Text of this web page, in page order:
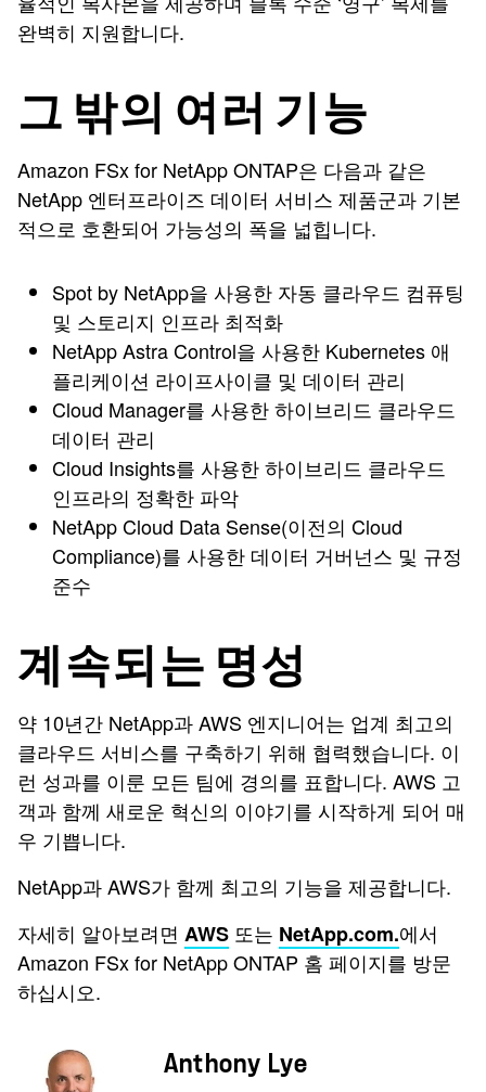
완벽히 지원합니다.
그 밖의 여러 기능
Amazon FSx for NetApp ONTAP은 다음과 같은
NetApp 엔터프라이즈 데이터 서비스 제품군과 기본
적으로 호환되어 가능성의 폭을 넓힙니다.
Spot by NetApp을 사용한 자동 클라우드 컴퓨팅
및 스토리지 인프라 최적화
NetApp Astra Control을 사용한 Kubernetes 애
플리케이션 라이프사이클 및 데이터 관리
Cloud Manager를 사용한 하이브리드 클라우드
데이터 관리
Cloud Insights를 사용한 하이브리드 클라우드
인프라의 정확한 파악
NetApp Cloud Data Sense(이전의 Cloud
Compliance)를 사용한 데이터 거버넌스 및 규정
준수
계속되는 명성
약 10년간 NetApp과 AWS 엔지니어는 업계 최고의
클라우드 서비스를 구축하기 위해 협력했습니다. 이
런 성과를 이룬 모든 팀에 경의를 표합니다. AWS 고
객과 함께 새로운 혁신의 이야기를 시작하게 되어 매
우 기쁩니다.
NetApp과 AWS가 함께 최고의 기능을 제공합니다.
자세히 알아보려면 AWS 또는 NetApp.com.에서
Amazon FSx for NetApp ONTAP 홈 페이지를 방문
하십시오.
Anthony Lye